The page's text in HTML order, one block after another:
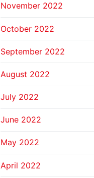
November 2022
October 2022
September 2022
August 2022
July 2022
June 2022
May 2022
April 2022